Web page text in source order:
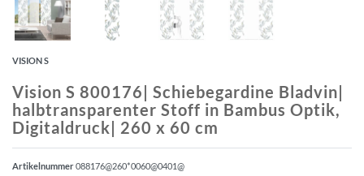
VISION S
Vision S 800176| Schiebegardine Bladvin|
halbtransparenter Stoff in Bambus Optik,
Digitaldruck| 260 x 60 cm
Artikelnummer088176@260*0060@0401@